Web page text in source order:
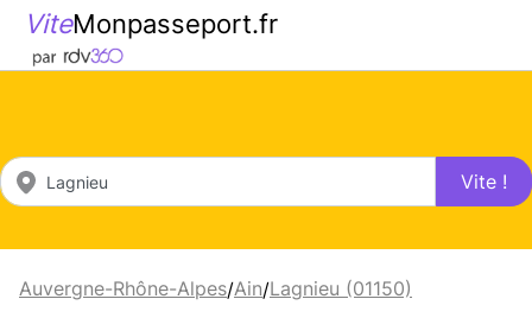
ViteMonpasseport.fr
Vite !
Auvergne-Rhône-Alpes/Ain/Lagnieu (01150)